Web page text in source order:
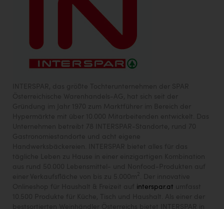
interspar.at